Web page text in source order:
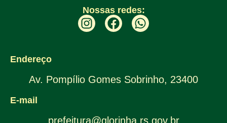
Nossas redes:
Endereço
Av. Pompílio Gomes Sobrinho, 23400
E-mail
prefeitura@glorinha.rs.gov.br